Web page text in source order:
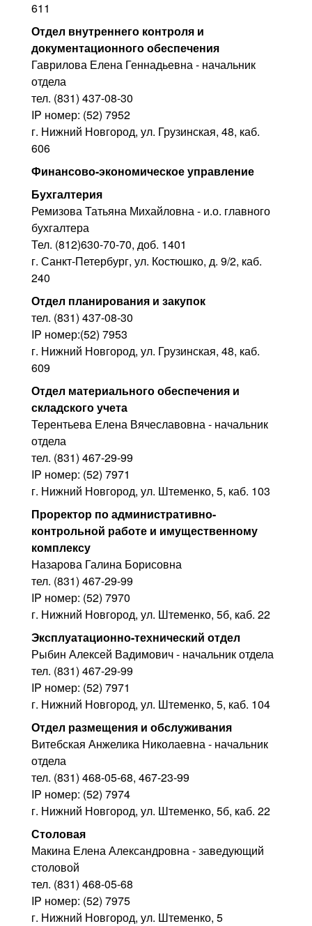
611
Отдел внутреннего контроля и
документационного обеспечения
Гаврилова Елена Геннадьевна - начальник
отдела
тел. (831) 437-08-30
IP номер: (52) 7952
г. Нижний Новгород, ул. Грузинская, 48, каб.
606
Финансово-экономическое управление
Бухгалтерия
Ремизова Татьяна Михайловна - и.о. главного
бухгалтера
Тел. (812)630-70-70, доб. 1401
г. Санкт-Петербург, ул. Костюшко, д. 9/2, каб.
240
Отдел планирования и закупок
тел. (831) 437-08-30
IP номер:(52) 7953
г. Нижний Новгород, ул. Грузинская, 48, каб.
609
Отдел материального обеспечения и
складского учета
Терентьева Елена Вячеславовна - начальник
отдела
тел. (831) 467-29-99
IP номер: (52) 7971
г. Нижний Новгород, ул. Штеменко, 5, каб. 103
Проректор по административно-
контрольной работе и имущественному
комплексу
Назарова Галина Борисовна
тел. (831) 467-29-99
IP номер: (52) 7970
г. Нижний Новгород, ул. Штеменко, 5б, каб. 22
Эксплуатационно-технический отдел
Рыбин Алексей Вадимович - начальник отдела
тел. (831) 467-29-99
IP номер: (52) 7971
г. Нижний Новгород, ул. Штеменко, 5, каб. 104
Отдел размещения и обслуживания
Витебская Анжелика Николаевна - начальник
отдела
тел. (831) 468-05-68, 467-23-99
IP номер: (52) 7974
г. Нижний Новгород, ул. Штеменко, 5б, каб. 22
Столовая
Макина Елена Александровна - заведующий
столовой
тел. (831) 468-05-68
IP номер: (52) 7975
г. Нижний Новгород, ул. Штеменко, 5